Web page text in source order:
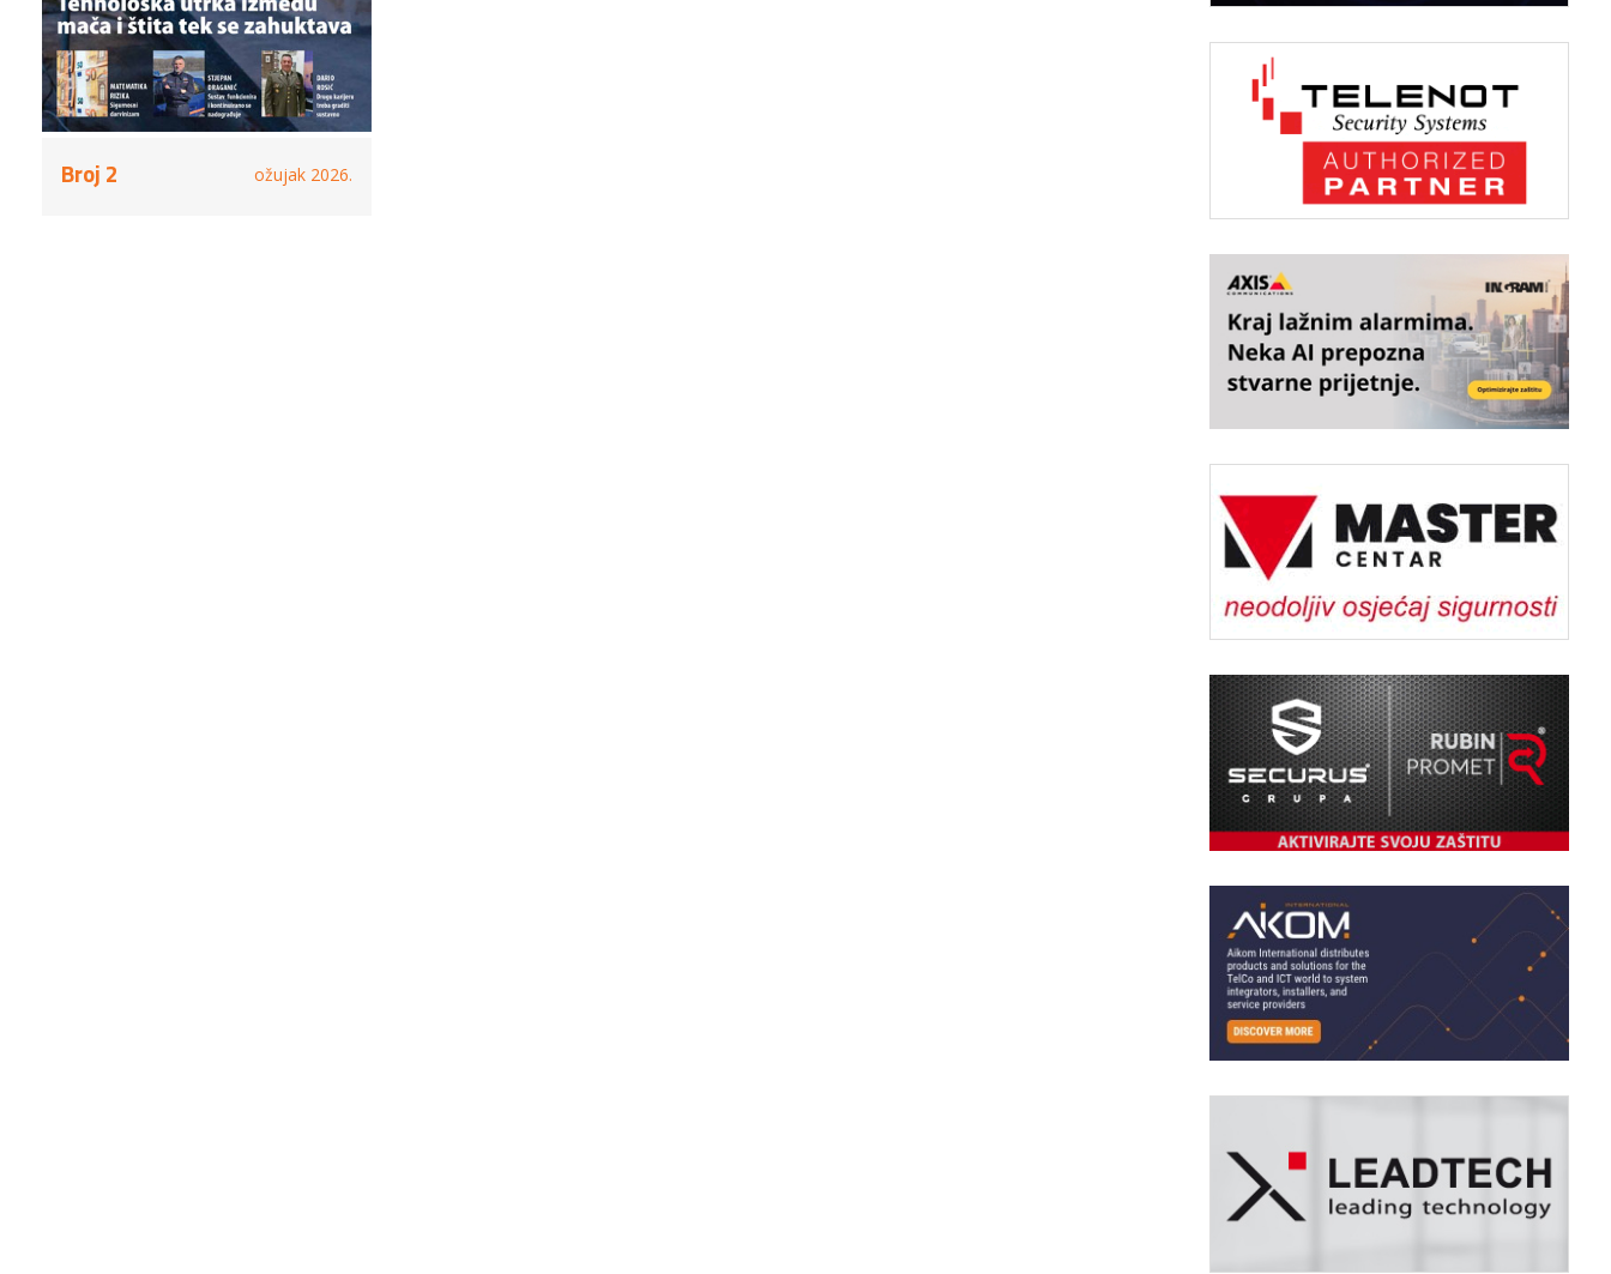
Broj 2 ožujak 2026.